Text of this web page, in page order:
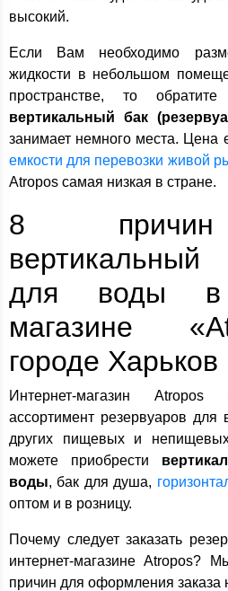
высокий.
Если Вам необходимо
жидкости в небольшом
пространстве, то
вертикальный бак
занимает немного места. Цена
емкости для перевозки живой
Atropos самая низкая в стране.
8 причин
для воды в
магазине
городе Харьков
Интернет-магазин Atropos
ассортимент резервуаров для
других пищевых и
можете приобрести
воды, бак для душа,
оптом и в розницу.
Почему следует заказать
интернет-магазине Atropos?
причин для оформления заказа